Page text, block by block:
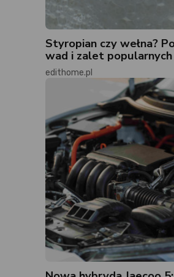
Styropian czy wełna?
wad i zalet
edithome.pl